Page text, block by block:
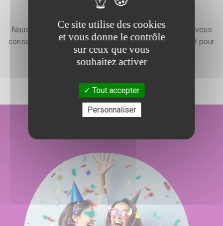
Devis gratuit
Nous faisons preuve d'une grande disponibilité pour vous
conseiller, vous renseigner et élaborer un devis gratuit pour
l'organisation de votre événement.
Ce site utilise des cookies
et vous donne le contrôle
sur ceux que vous
souhaitez activer
Tout accepter
Personnaliser